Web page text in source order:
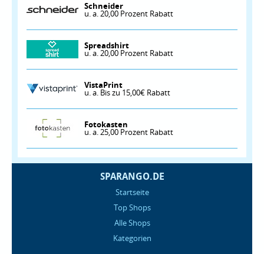
Schneider
u. a. 20,00 Prozent Rabatt
Spreadshirt
u. a. 20,00 Prozent Rabatt
VistaPrint
u. a. Bis zu 15,00€ Rabatt
Fotokasten
u. a. 25,00 Prozent Rabatt
SPARANGO.DE
Startseite
Top Shops
Alle Shops
Kategorien